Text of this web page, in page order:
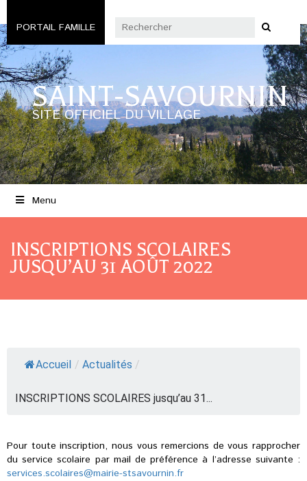
PORTAIL FAMILLE
SAINT-SAVOURNIN
SITE OFFICIEL DU VILLAGE
Menu
INSCRIPTIONS SCOLAIRES
JUSQU’AU 31 AOÛT 2022
Accueil / Actualités /
INSCRIPTIONS SCOLAIRES jusqu’au 31...
Pour toute inscription, nous vous remercions de vous rapprocher
du service scolaire par mail de préférence à l’adresse suivante :
services.scolaires@mairie-stsavournin.fr